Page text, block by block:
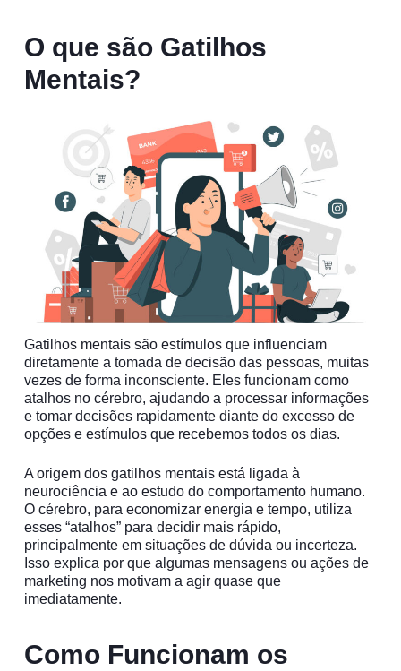
O que são Gatilhos
Mentais?
Gatilhos mentais são estímulos que influenciam
diretamente a tomada de decisão das pessoas, muitas
vezes de forma inconsciente. Eles funcionam como
atalhos no cérebro, ajudando a processar informações
e tomar decisões rapidamente diante do excesso de
opções e estímulos que recebemos todos os dias.
A origem dos gatilhos mentais está ligada à
neurociência e ao estudo do comportamento humano.
O cérebro, para economizar energia e tempo, utiliza
esses “atalhos” para decidir mais rápido,
principalmente em situações de dúvida ou incerteza.
Isso explica por que algumas mensagens ou ações de
marketing nos motivam a agir quase que
imediatamente.
Como Funcionam os